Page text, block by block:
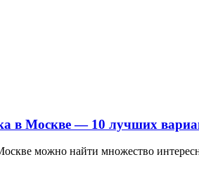
в Москве — 10 лучших
можно найти множество